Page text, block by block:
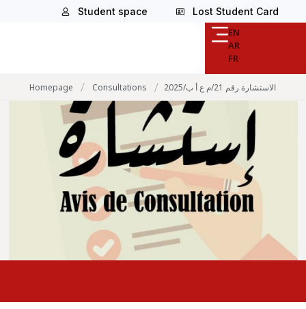
Student space Lost Student Card
EN
AR
FR
Homepage / Consultations / الاستشارة رقم 21/م ع أ ب/2025